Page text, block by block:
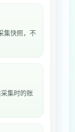
集快照，不
集时的账